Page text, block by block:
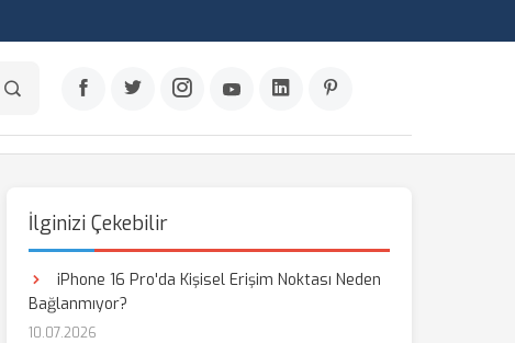
İlginizi Çekebilir
iPhone 16 Pro'da Kişisel Erişim Noktası Neden
Bağlanmıyor?
10.07.2026